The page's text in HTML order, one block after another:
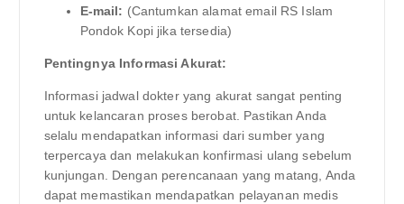
E-mail: (Cantumkan alamat email RS Islam
Pondok Kopi jika tersedia)
Pentingnya Informasi Akurat:
Informasi jadwal dokter yang akurat sangat penting
untuk kelancaran proses berobat. Pastikan Anda
selalu mendapatkan informasi dari sumber yang
terpercaya dan melakukan konfirmasi ulang sebelum
kunjungan. Dengan perencanaan yang matang, Anda
dapat memastikan mendapatkan pelayanan medis